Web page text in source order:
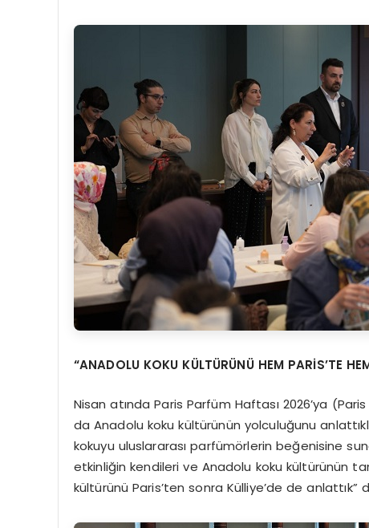
“ANADOLU KOKU KÜLTÜRÜNÜ HEM PARİS’TE
Nisan atında Paris Parfüm Haftası 2026’ya
da Anadolu koku kültürünün yolculuğunu
kokuyu uluslararası parfümörlerin beğenisine
etkinliğin kendileri ve Anadolu koku kültürünün
kültürünü Paris’ten sonra Külliye’de de anlattık”